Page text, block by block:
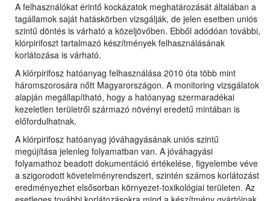
A felhasználókat érintő kockázatok meghatározását általában a
tagállamok saját hatáskörben vizsgálják, de jelen esetben uniós
szintű döntés is várható a közeljövőben. Ebből adódóan további,
klórpirifoszt tartalmazó készítmények felhasználásának
korlátozása is várható.
A klórpirifosz hatóanyag felhasználása 2010 óta több mint
háromszorosára nőtt Magyarországon. A monitoring vizsgálatok
alapján megállapítható, hogy a hatóanyag szermaradékai
kezeletlen területről származó növényi eredetű mintában is
előfordulhatnak.
A klórpirifosz hatóanyag jóváhagyásának uniós szintű
megújítása jelenleg folyamatban van. A jóváhagyási
folyamathoz beadott dokumentáció értékelése, figyelembe véve
a szigorodott követelményrendszert, szintén számos korlátozást
eredményezhet elsősorban környezet-toxikológiai területen. Az